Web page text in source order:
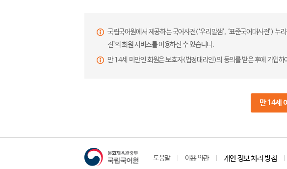
국립국어원에서 제공하는 국어사전(‘우리말샘’, ‘표준국어대사전’)
전’의 회원 서비스를 이용하실 수 있습니다.
만 14세 미만인 회원은 보호자(법정대리인)의 동의를 받은 후에 가입하
만 14세
도움말 이용 약관 개인 정보 처리 방침